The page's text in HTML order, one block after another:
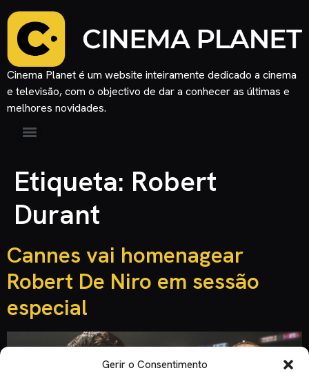
Gerir o Consentimento
Cinema Planet é um website inteiramente dedicado a cinema
e televisão, com o objectivo de dar a conhecer as últimas e
melhores novidades.
Etiqueta: Robert
Durant
Cannes vai homenagear
Robert De Niro em sessão
especial